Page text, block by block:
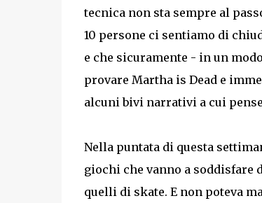
tecnica non sta sempre al
10 persone ci sentiamo di
e che sicuramente - in un
provare Martha is Dead e
alcuni bivi narrativi a cui
Nella puntata di questa
giochi che vanno a soddisfare
quelli di skate. E non poteva